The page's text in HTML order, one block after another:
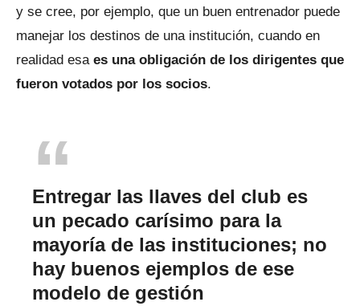
y se cree, por ejemplo, que un buen entrenador puede
manejar los destinos de una institución, cuando en
realidad esa es una obligación de los dirigentes que
fueron votados por los socios.
Entregar las llaves del club es
un pecado carísimo para la
mayoría de las instituciones; no
hay buenos ejemplos de ese
modelo de gestión